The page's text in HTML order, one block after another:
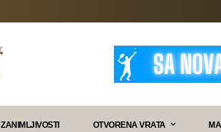
ZANIMLJIVOSTI OTVORENA VRATA